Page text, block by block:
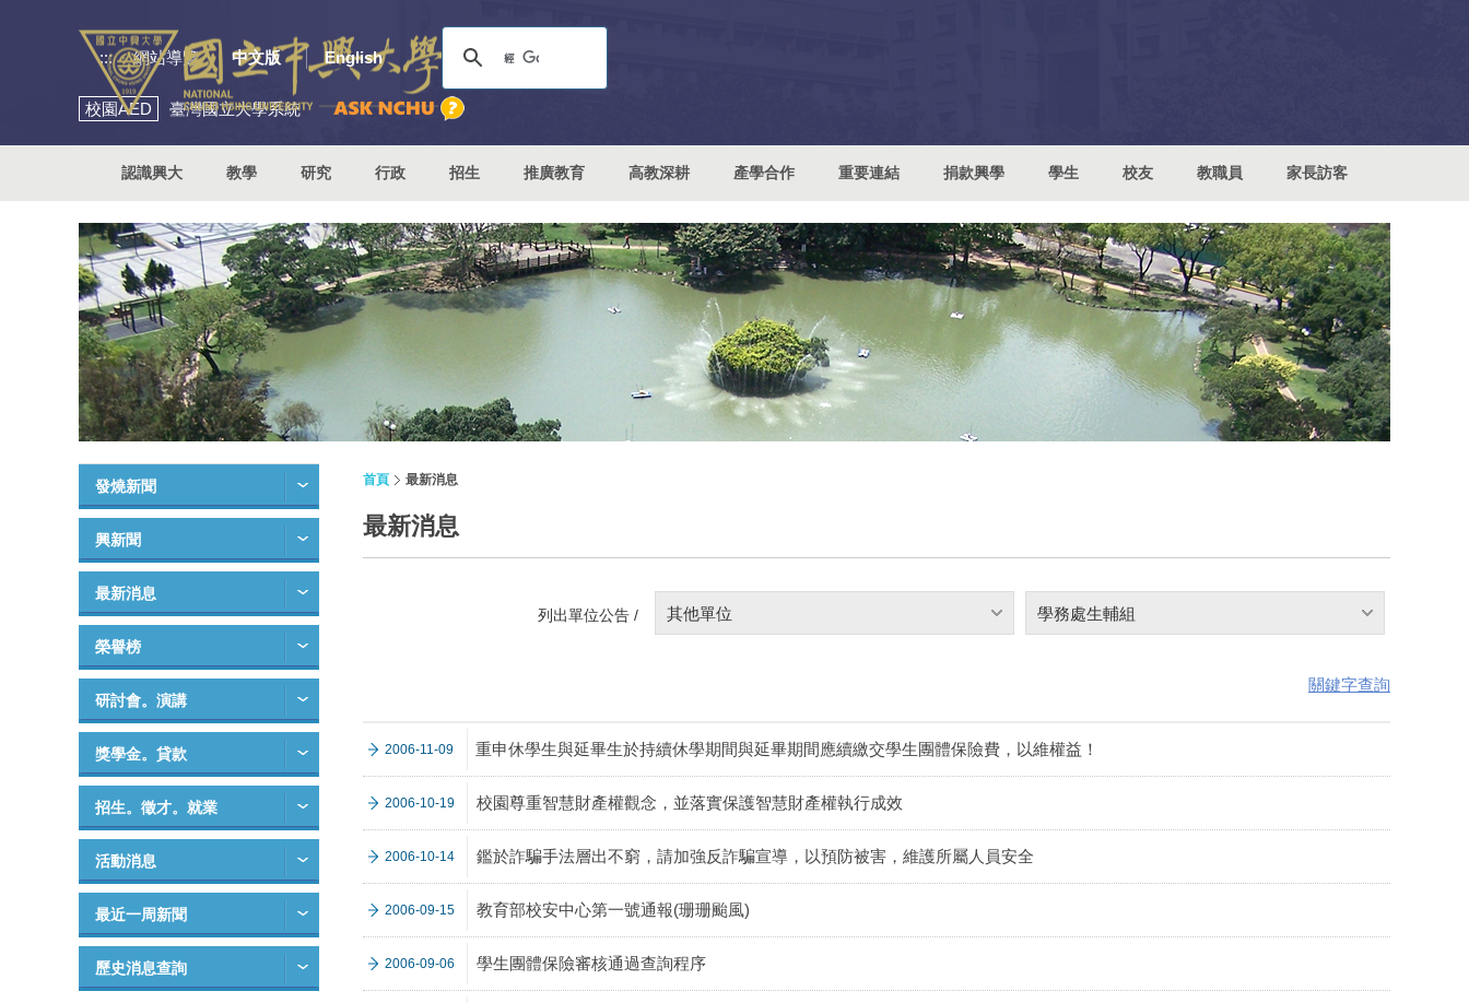
::: 網站導覽 中文版 English
校園AED 臺灣國立大學系統
認識興大 教學 研究 行政 招生 推廣教育 高教深耕 產學合作 重要連結 捐款興學 學生 校友 教職員 家長訪客
發燒新聞
興新聞
最新消息
榮譽榜
研討會。演講
獎學金。貸款
招生。徵才。就業
活動消息
最近一周新聞
歷史消息查詢
首頁 最新消息
最新消息
列出單位公告 / 其他單位 學務處生輔組
關鍵字查詢
2006-11-09 重申休學生與延畢生於持續休學期間與延畢期間應續繳交學生團體保險費，以維權益！
2006-10-19 校園尊重智慧財產權觀念，並落實保護智慧財產權執行成效
2006-10-14 鑑於詐騙手法層出不窮，請加強反詐騙宣導，以預防被害，維護所屬人員安全
2006-09-15 教育部校安中心第一號通報(珊珊颱風)
2006-09-06 學生團體保險審核通過查詢程序